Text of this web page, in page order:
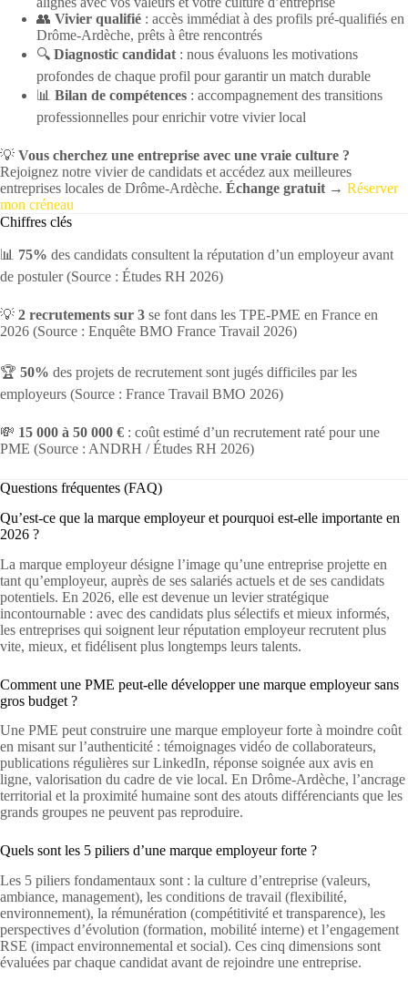
👥 Vivier qualifié : accès immédiat à des profils pré-qualifiés en
Drôme-Ardèche, prêts à être rencontrés
🔍 Diagnostic candidat : nous évaluons les motivations
profondes de chaque profil pour garantir un match durable
📊 Bilan de compétences : accompagnement des transitions
professionnelles pour enrichir votre vivier local
💡 Vous cherchez une entreprise avec une vraie culture ?
Rejoignez notre vivier de candidats et accédez aux meilleures
entreprises locales de Drôme-Ardèche. Échange gratuit → Réserver
mon créneau
Chiffres clés
📊 75% des candidats consultent la réputation d’un employeur avant
de postuler (Source : Études RH 2026)
💡 2 recrutements sur 3 se font dans les TPE-PME en France en
2026 (Source : Enquête BMO France Travail 2026)
🏆 50% des projets de recrutement sont jugés difficiles par les
employeurs (Source : France Travail BMO 2026)
💸 15 000 à 50 000 € : coût estimé d’un recrutement raté pour une
PME (Source : ANDRH / Études RH 2026)
Questions fréquentes (FAQ)
Qu’est-ce que la marque employeur et pourquoi est-elle importante en
2026 ?
La marque employeur désigne l’image qu’une entreprise projette en
tant qu’employeur, auprès de ses salariés actuels et de ses candidats
potentiels. En 2026, elle est devenue un levier stratégique
incontournable : avec des candidats plus sélectifs et mieux informés,
les entreprises qui soignent leur réputation employeur recrutent plus
vite, mieux, et fidélisent plus longtemps leurs talents.
Comment une PME peut-elle développer une marque employeur sans
gros budget ?
Une PME peut construire une marque employeur forte à moindre coût
en misant sur l’authenticité : témoignages vidéo de collaborateurs,
publications régulières sur LinkedIn, réponse soignée aux avis en
ligne, valorisation du cadre de vie local. En Drôme-Ardèche, l’ancrage
territorial et la proximité humaine sont des atouts différenciants que les
grands groupes ne peuvent pas reproduire.
Quels sont les 5 piliers d’une marque employeur forte ?
Les 5 piliers fondamentaux sont : la culture d’entreprise (valeurs,
ambiance, management), les conditions de travail (flexibilité,
environnement), la rémunération (compétitivité et transparence), les
perspectives d’évolution (formation, mobilité interne) et l’engagement
RSE (impact environnemental et social). Ces cinq dimensions sont
évaluées par chaque candidat avant de rejoindre une entreprise.